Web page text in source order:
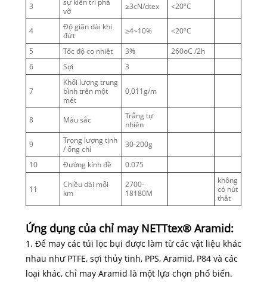
3
sự kiên trì phá
vỡ
≥3cN/dtex <20ºC
4
Độ giãn dài khi
đứt
≥4~10%
<20ºC
5
Tốc độ co nhiệt 3%
260oC /2h
6
Sợi 3
7
Khối lượng trung
bình trên một
mét
0,011g/m
8 Màu sắc
Trắng tự
nhiên
9
Trọng lượng tịnh
/ ống chỉ
30-200g
10
Đường kính đề 0.075
11
Chiều dài mỗi
km
2700-
18180M
không
có nút
thắt
Ứng dụng của chỉ may NETTtex® Aramid:
1. Để may các túi lọc bụi được làm từ các vật liệu khác
nhau như PTFE, sợi thủy tinh, PPS, Aramid, P84 và các
loại khác, chỉ may Aramid là một lựa chọn phổ biến.